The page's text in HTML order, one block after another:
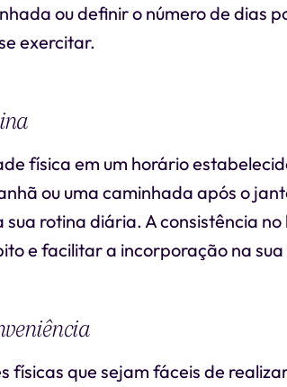
ou definir o número de dias
exercitar.
física em um horário
ou uma caminhada após o
rotina diária. A consistência
e facilitar a incorporação na
físicas que sejam fáceis de